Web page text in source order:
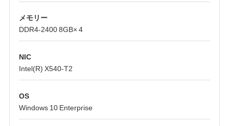
メモリー
DDR4-2400 8GB× 4
NIC
Intel(R) X540-T2
OS
Windows 10 Enterprise